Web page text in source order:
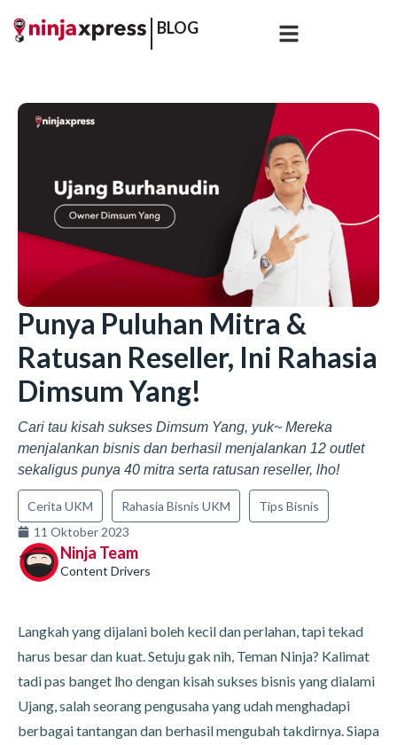
BLOG
Punya Puluhan Mitra &
Ratusan Reseller, Ini Rahasia
Dimsum Yang!
Cari tau kisah sukses Dimsum Yang, yuk~ Mereka
menjalankan bisnis dan berhasil menjalankan 12 outlet
sekaligus punya 40 mitra serta ratusan reseller, lho!
Cerita UKM Rahasia Bisnis UKM
Tips Bisnis
11 Oktober 2023
Ninja Team
Content Drivers
Langkah yang dijalani boleh kecil dan perlahan, tapi tekad
harus besar dan kuat. Setuju gak nih, Teman Ninja? Kalimat
tadi pas banget lho dengan kisah sukses bisnis yang dialami
Ujang, salah seorang pengusaha yang udah menghadapi
berbagai tantangan dan berhasil mengubah takdirnya. Siapa